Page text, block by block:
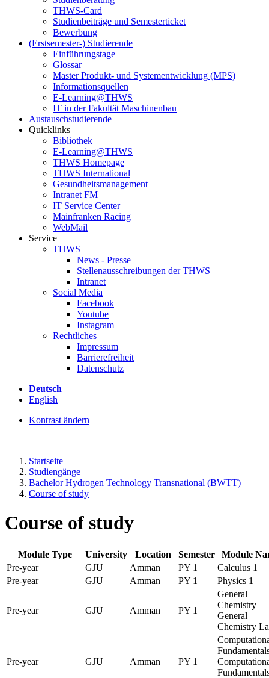
THWS-Card
Studienbeiträge und Semesterticket
Bewerbung
(Erstsemester-) Studierende
Einführungstage
Glossar
Master Produkt- und Systementwicklung (MPS)
Informationsquellen
E-Learning@THWS
IT in der Fakultät Maschinenbau
Austauschstudierende
Quicklinks
Bibliothek
E-Learning@THWS
THWS Homepage
THWS International
Gesundheitsmanagement
Intranet FM
IT Service Center
Mainfranken Racing
WebMail
Service
THWS
News - Presse
Stellenausschreibungen der THWS
Intranet
Social Media
Facebook
Youtube
Instagram
Rechtliches
Impressum
Barrierefreiheit
Datenschutz
Deutsch
English
Kontrast ändern
Startseite
Studiengänge
Bachelor Hydrogen Technology Transnational (BWTT)
Course of study
Course of study
Module Type University Location Semester
Module
Pre-year
GJU Amman PY 1
Calculus 1
Pre-year
GJU Amman PY 1 Physics 1
Pre-year GJU Amman PY 1
General
Chemistry
General
Chemistry
Pre-year GJU Amman PY 1